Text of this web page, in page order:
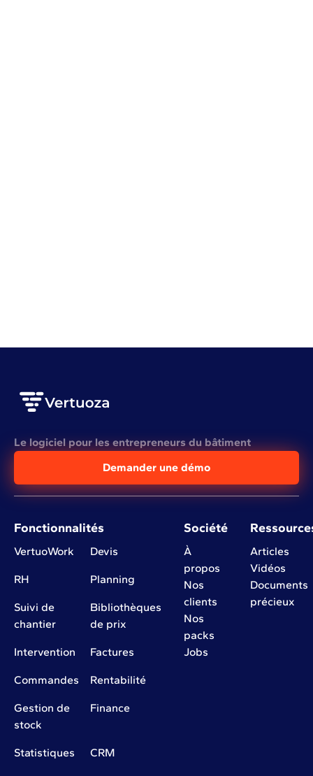
Le logiciel pour les entrepreneurs du bâtiment
Demander une démo
Fonctionnalités
VertuoWork Devis
RH Planning
Suivi de
chantier
Bibliothèques
de prix
Intervention Factures
Commandes Rentabilité
Gestion de
stock
Finance
Statistiques CRM
Société
À
propos
Nos
clients
Nos
packs
Jobs
Articles
Vidéos
Documents
précieux